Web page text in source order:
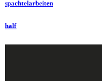
spachtelarbeiten
half